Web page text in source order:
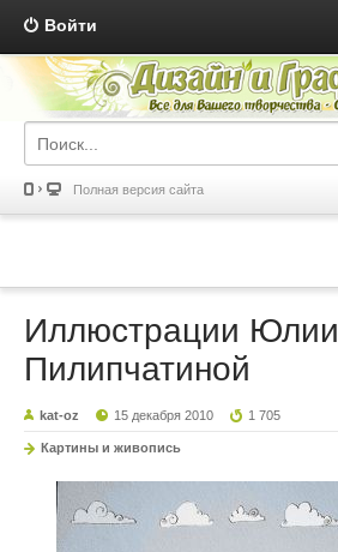
Войти
Полная версия сайта
Иллюстрации Юлии
Пилипчатиной
kat-oz 15 декабря 2010 1 705
Картины и живопись